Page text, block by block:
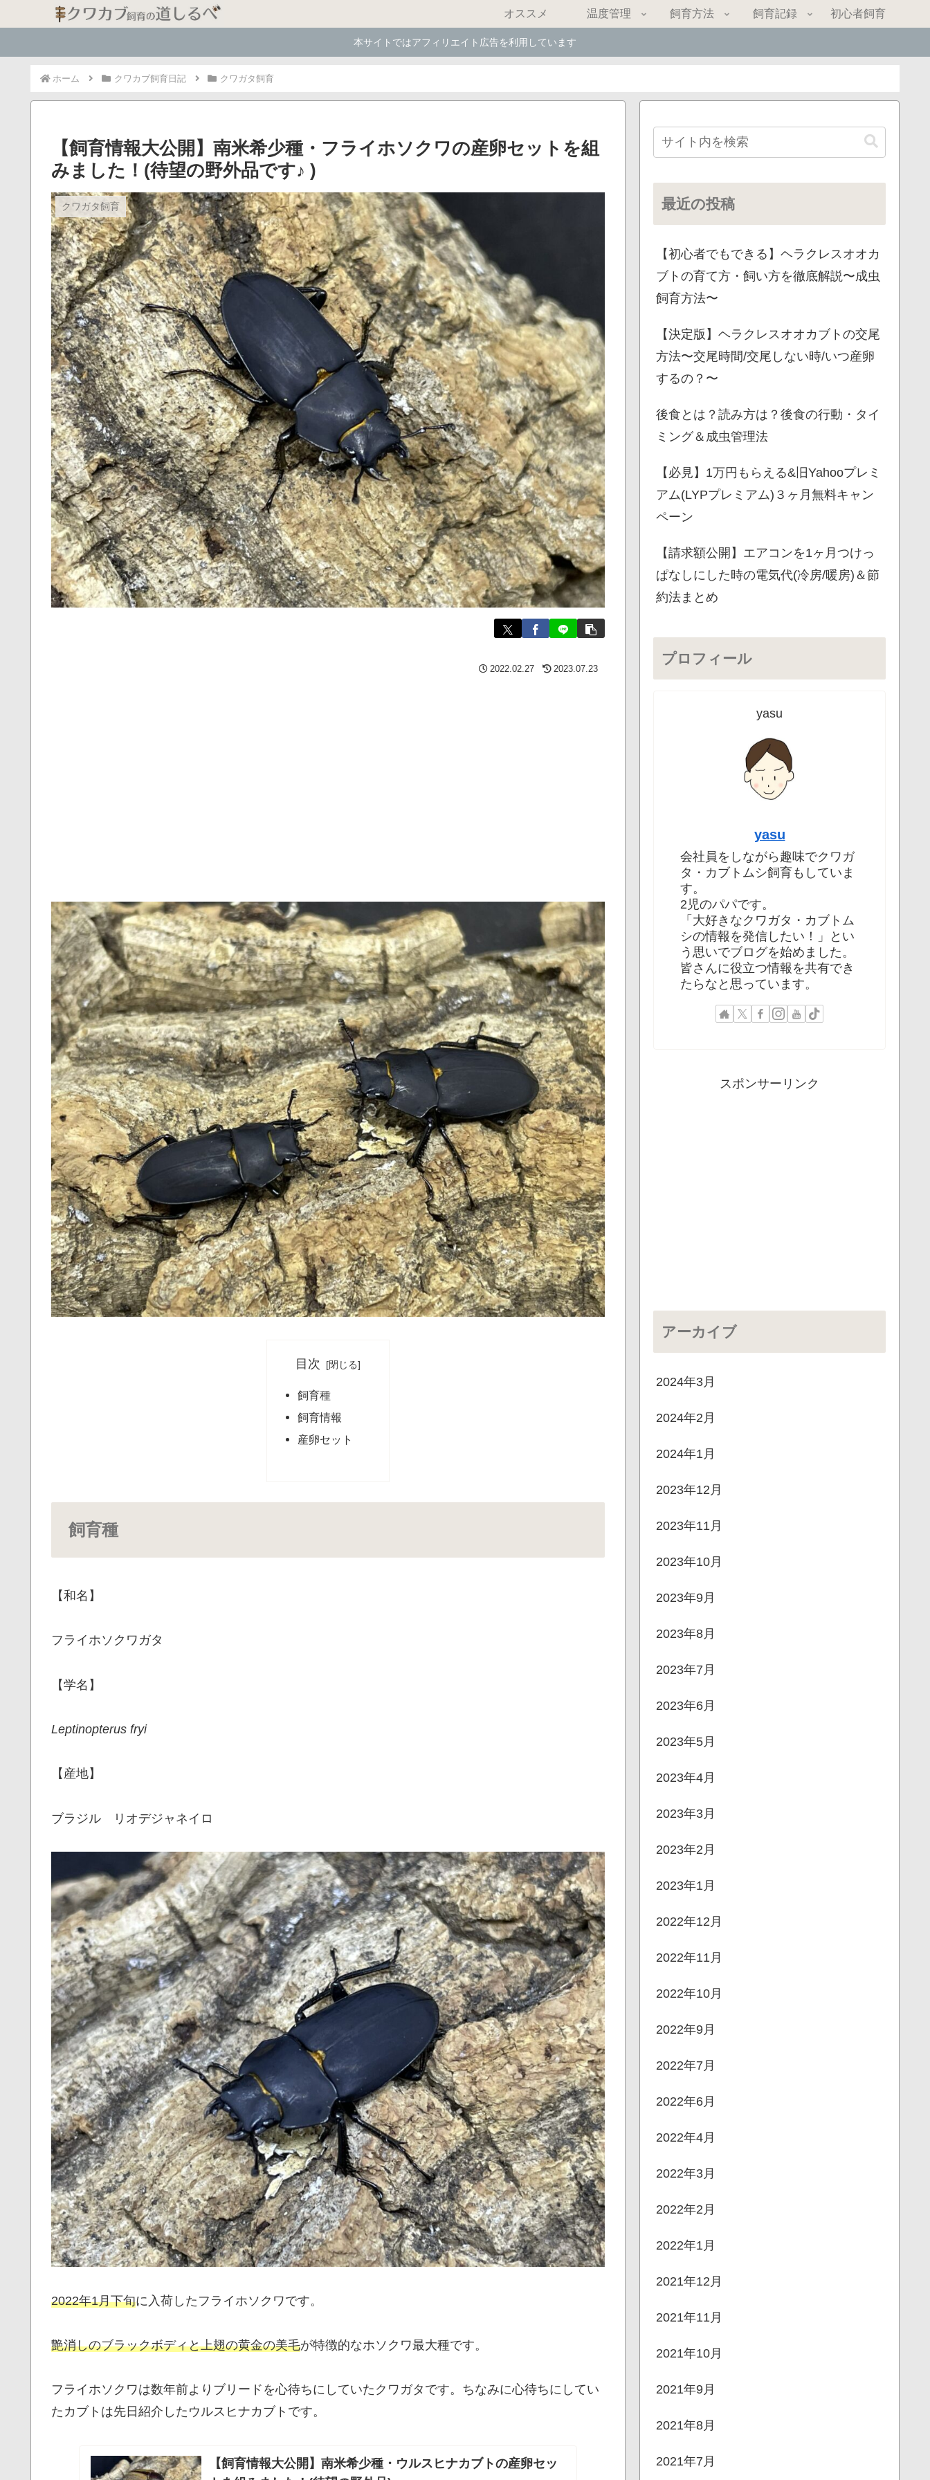
オススメ 温度管理 飼育方法 飼育記録 初心者飼育
本サイトではアフィリエイト広告を利用しています
ホーム クワカブ飼育日記 クワガタ飼育
【飼育情報大公開】南米希少種・フライホソクワの産卵セットを組
みました！(待望の野外品です♪ )
クワガタ飼育
2022.02.27 2023.07.23
目次
飼育種
飼育情報
産卵セット
飼育種
【和名】
フライホソクワガタ
【学名】
Leptinopterus fryi
【産地】
ブラジル リオデジャネイロ
2022年1月下旬に入荷したフライホソクワです。
艶消しのブラックボディと上翅の黄金の美毛が特徴的なホソクワ最大種です。
フライホソクワは数年前よりブリードを心待ちにしていたクワガタです。ちなみに心待ちにしてい
たカブトは先日紹介したウルスヒナカブトです。
【飼育情報大公開】南米希少種・ウルスヒナカブトの産卵セッ
最近の投稿
【初心者でもできる】ヘラクレスオオカ
ブトの育て方・飼い方を徹底解説〜成虫
飼育方法〜
【決定版】ヘラクレスオオカブトの交尾
方法〜交尾時間/交尾しない時/いつ産卵
するの？〜
後食とは？読み方は？後食の行動・タイ
ミング＆成虫管理法
【必見】1万円もらえる&旧Yahooプレミ
アム(LYPプレミアム)３ヶ月無料キャン
ペーン
【請求額公開】エアコンを1ヶ月つけっ
ぱなしにした時の電気代(冷房/暖房)＆節
約法まとめ
プロフィール
yasu
yasu
会社員をしながら趣味でクワガ
タ・カブトムシ飼育もしていま
す。
2児のパパです。
「大好きなクワガタ・カブトム
シの情報を発信したい！」とい
う思いでブログを始めました。
皆さんに役立つ情報を共有でき
たらなと思っています。
スポンサーリンク
アーカイブ
2024年3月
2024年2月
2024年1月
2023年12月
2023年11月
2023年10月
2023年9月
2023年8月
2023年7月
2023年6月
2023年5月
2023年4月
2023年3月
2023年2月
2023年1月
2022年12月
2022年11月
2022年10月
2022年9月
2022年7月
2022年6月
2022年4月
2022年3月
2022年2月
2022年1月
2021年12月
2021年11月
2021年10月
2021年9月
2021年8月
2021年7月